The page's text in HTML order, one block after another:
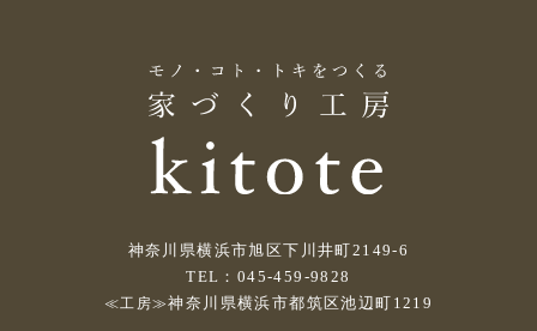
神奈川県横浜市旭区下川井町2149-6
TEL：045-459-9828
≪工房≫神奈川県横浜市都筑区池辺町1219